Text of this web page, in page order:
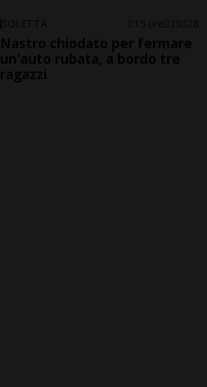
SOLETTA 15 ore 25 28
Nastro chiodato per fermare
un'auto rubata, a bordo tre
ragazzi